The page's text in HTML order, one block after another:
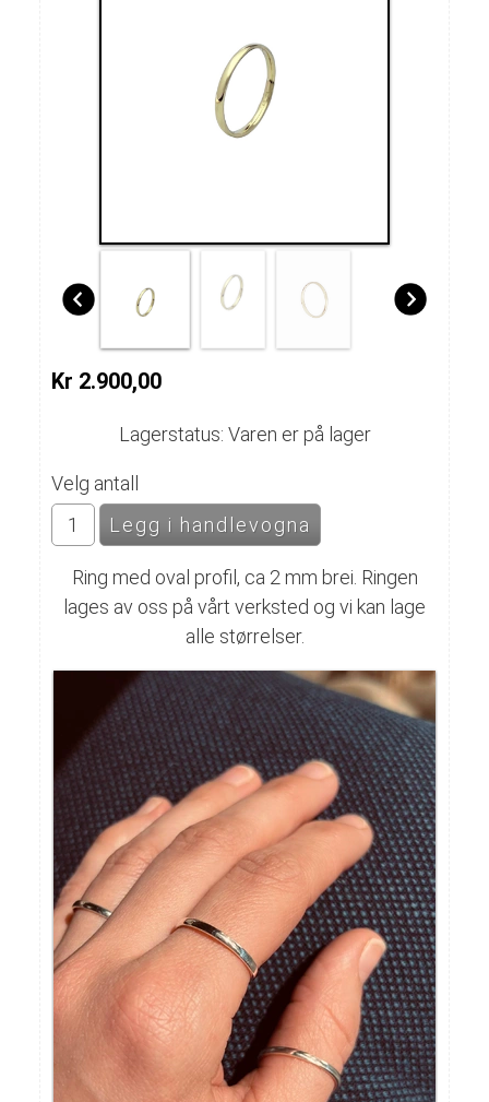
Kr 2.900,00
Lagerstatus: Varen er på lager
Velg antall
Ring med oval profil, ca 2 mm brei. Ringen
lages av oss på vårt verksted og vi kan lage
alle størrelser.